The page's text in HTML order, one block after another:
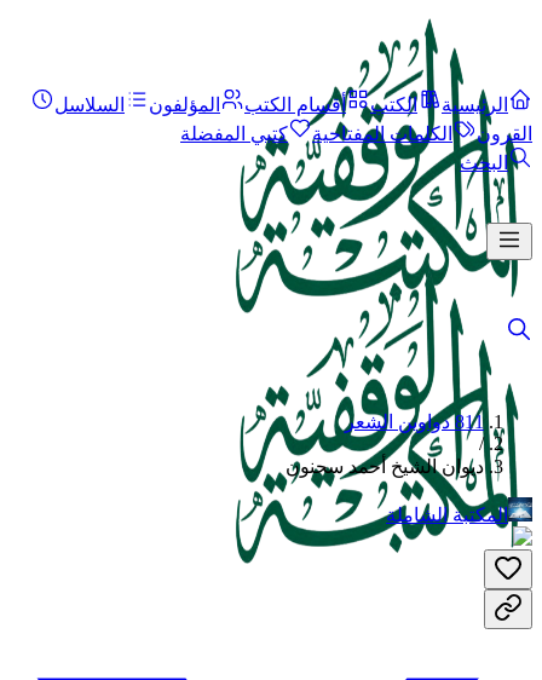
الرئيسية الكتب أقسام الكتب المؤلفون
السلاسل
القرون
الكلمات المفتاحية
كتبي المفضلة
البحث
811 دواوين الشعر
/
ديوان الشيخ أحمد سحنون
المكتبة الشاملة